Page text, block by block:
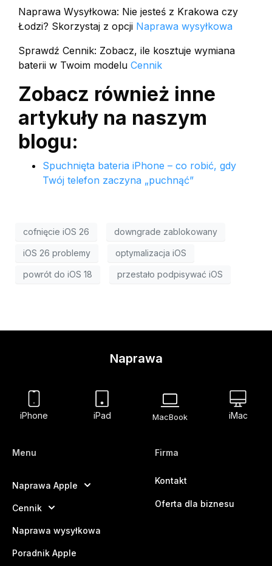
Naprawa Wysyłkowa: Nie jesteś z Krakowa czy
Łodzi? Skorzystaj z opcji Naprawa wysyłkowa
Sprawdź Cennik: Zobacz, ile kosztuje wymiana
baterii w Twoim modelu Cennik
Zobacz również inne
artykuły na naszym
blogu:
Spuchnięta bateria iPhone – co robić, gdy
Twój telefon zaczyna „puchnąć”
cofnięcie iOS 26 downgrade zablokowany
iOS 26 problemy optymalizacja iOS
powrót do iOS 18 przestało podpisywać iOS
Naprawa
iPhone iPad MacBook iMac
Menu
Naprawa Apple
Cennik
Naprawa wysyłkowa
Poradnik Apple
Firma
Kontakt
Oferta dla biznesu